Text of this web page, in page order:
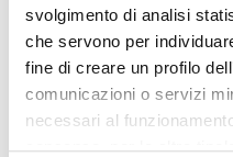
svolgimento di analisi
che servono per
fine di creare un profilo
comunicazioni o servizi
necessari al
consenso, per le altre
5 DIC2016
CARDIOMIOPATIA
DILATATIVA: RUOLO
Tags
RM MULTIPARAMETRICA